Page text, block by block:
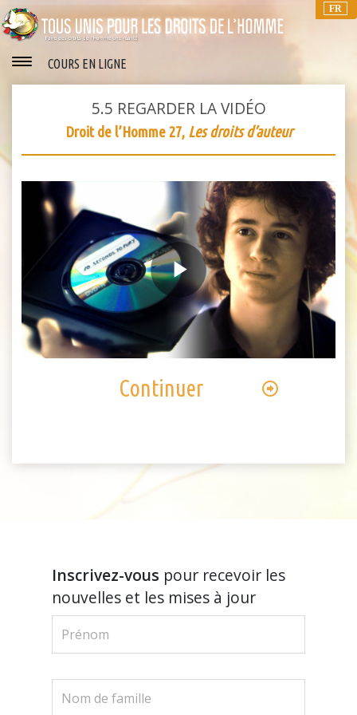
FR
COURS EN LIGNE
5.5 REGARDER LA VIDÉO
Droit de l’Homme 27, Les droits d’auteur
Play
Video
Continuer
Inscrivez-vous pour recevoir les
nouvelles et les mises à jour